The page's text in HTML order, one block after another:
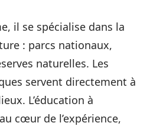
il se spécialise dans la
: parcs nationaux,
naturelles. Les
servent directement à
L’éducation à
cœur de l’expérience,